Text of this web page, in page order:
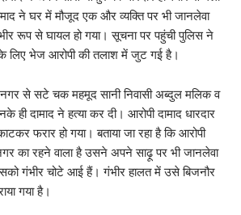
ने घर में मौजूद एक और व्यक्ति पर भी जानलेवा
रूप से घायल हो गया। सूचना पर पहुंची पुलिस ने
के लिए भेज आरोपी की तलाश में जुट गई है।
नगर से सटे चक महमूद सानी निवासी अब्दुल मलिक व
ही दामाद ने हत्या कर दी। आरोपी दामाद धारदार
फरार हो गया। बताया जा रहा है कि आरोपी
का रहने वाला है उसने अपने साढ़ू पर भी जानलेवा
गंभीर चोटे आई हैं। गंभीर हालत में उसे बिजनौर
गया है।